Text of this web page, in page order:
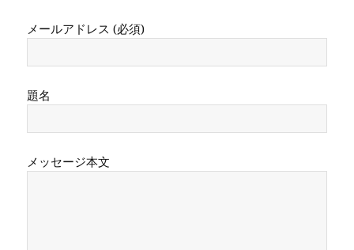
メールアドレス (必須)
題名
メッセージ本文